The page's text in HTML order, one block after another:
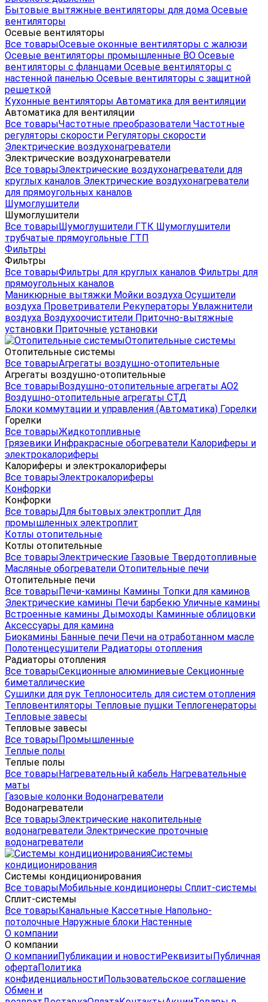
Бытовые вытяжные вентиляторы для дома Осевые
вентиляторы
Осевые вентиляторы
Все товарыОсевые оконные вентиляторы с жалюзи
Осевые вентиляторы промышленные ВО Осевые
вентиляторы с фланцами Осевые вентиляторы с
настенной панелью Осевые вентиляторы с защитной
решеткой
Кухонные вентиляторы Автоматика для вентиляции
Автоматика для вентиляции
Все товарыЧастотные преобразователи Частотные
регуляторы скорости Регуляторы скорости
Электрические воздухонагреватели
Электрические воздухонагреватели
Все товарыЭлектрические воздухонагреватели для
круглых каналов Электрические воздухонагреватели
для прямоугольных каналов
Шумоглушители
Шумоглушители
Все товарыШумоглушители ГТК Шумоглушители
трубчатые прямоугольные ГТП
Фильтры
Фильтры
Все товарыФильтры для круглых каналов Фильтры для
прямоугольных каналов
Маникюрные вытяжки Мойки воздуха Осушители
воздуха Проветриватели Рекуператоры Увлажнители
воздуха Воздухоочистители Приточно-вытяжные
установки Приточные установки
Отопительные системы
Отопительные системы
Все товарыАгрегаты воздушно-отопительные
Агрегаты воздушно-отопительные
Все товарыВоздушно-отопительные агрегаты АО2
Воздушно-отопительные агрегаты СТД
Блоки коммутации и управления (Автоматика) Горелки
Горелки
Все товарыЖидкотопливные
Грязевики Инфракрасные обогреватели Калориферы и
электрокалориферы
Калориферы и электрокалориферы
Все товарыЭлектрокалориферы
Конфорки
Конфорки
Все товарыДля бытовых электроплит Для
промышленных электроплит
Котлы отопительные
Котлы отопительные
Все товарыЭлектрические Газовые Твердотопливные
Масляные обогреватели Отопительные печи
Отопительные печи
Все товарыПечи-камины Камины Топки для каминов
Электрические камины Печи барбекю Уличные камины
Встроенные камины Дымоходы Каминные облицовки
Аксессуары для камина
Биокамины Банные печи Печи на отработанном масле
Полотенцесушители Радиаторы отопления
Радиаторы отопления
Все товарыСекционные алюминиевые Секционные
биметаллические
Сушилки для рук Теплоноситель для систем отопления
Тепловентиляторы Тепловые пушки Теплогенераторы
Тепловые завесы
Тепловые завесы
Все товарыПромышленные
Теплые полы
Теплые полы
Все товарыНагревательный кабель Нагревательные
маты
Газовые колонки Водонагреватели
Водонагреватели
Все товарыЭлектрические накопительные
водонагреватели Электрические проточные
водонагреватели
Системы
кондиционирования
Системы кондиционирования
Все товарыМобильные кондиционеры Сплит-системы
Сплит-системы
Все товарыКанальные Кассетные Напольно-
потолочные Наружные блоки Настенные
О компании
О компании
О компанииПубликации и новостиРеквизитыПубличная
офертаПолитика
конфиденциальностиПользовательское соглашение
Обмен и